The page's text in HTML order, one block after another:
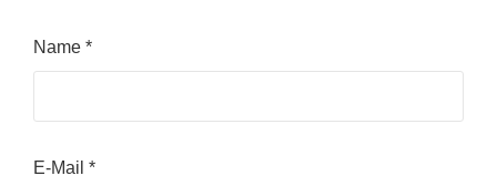
Name *
E-Mail *